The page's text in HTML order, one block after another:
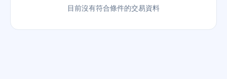
目前沒有符合條件的交易資料